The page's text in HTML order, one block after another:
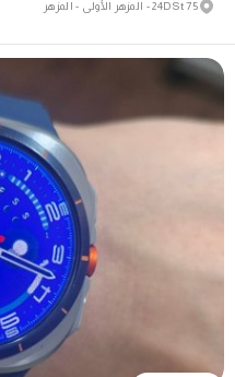
75 24D St - المزهر الأولى - المزهر